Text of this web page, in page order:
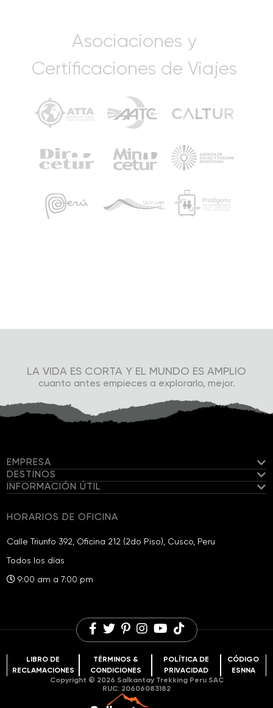
Asociaciones y
Certificaciones de Viajes
LA VIDA ES CORTA Y EL MUNDO ES AMPLIO
cuanto antes empieces a explorarlo, mejor.
EMPRESA
Conoce a nuestro Equipo
Sostenibilidad
Fundación Salkantay
Comentarios de viajes
DESTINOS
Camino Inca
Caminatas a Choquequirao
Huchuy Qosqo
Montaña de Colores
INFORMACIÓN ÚTIL
Viajes Garantizados
HORARIOS DE OFICINA
Calle Triunfo 392, Oficina 212 (2do Piso), Cusco, Peru
Todos los días
9:00 am a 7:00 pm
Copyright © 2026 Salkantay Trekking Peru SAC
RUC: 20606083182
LIBRO DE
RECLAMACIONES
TÉRMINOS &
CONDICIONES
POLÍTICA DE
PRIVACIDAD
CÓDIGO
ESNNA